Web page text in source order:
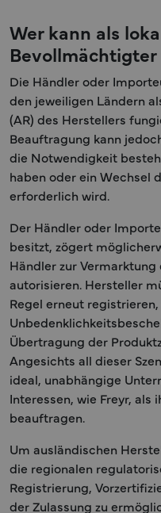
Wer kann als
Die Händler oder
den jeweiligen Ländern
(AR) des Herstellers
Beauftragung kann
die Notwendigkeit
haben oder ein Wechsel
erforderlich wird.
Der Händler oder
besitzt, zögert
Händler zur Vermarktung
autorisieren. Hersteller
Regel erneut
Übertragung der
Angesichts all dieser
ideal, unabhängige
Interessen, wie Freyr, als
beauftragen.
Um ausländischen
die regionalen
Registrierung,
der Zulassung zu